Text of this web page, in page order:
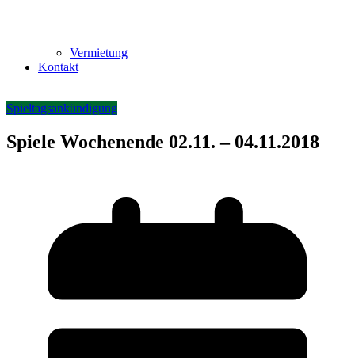
Vermietung
Kontakt
Spieltagsankündigung
Spiele Wochenende 02.11. – 04.11.2018